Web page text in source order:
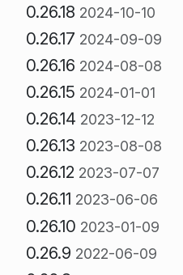
0.26.18 2024-10-10
0.26.17 2024-09-09
0.26.16 2024-08-08
0.26.15 2024-01-01
0.26.14 2023-12-12
0.26.13 2023-08-08
0.26.12 2023-07-07
0.26.11 2023-06-06
0.26.10 2023-01-09
0.26.9 2022-06-09